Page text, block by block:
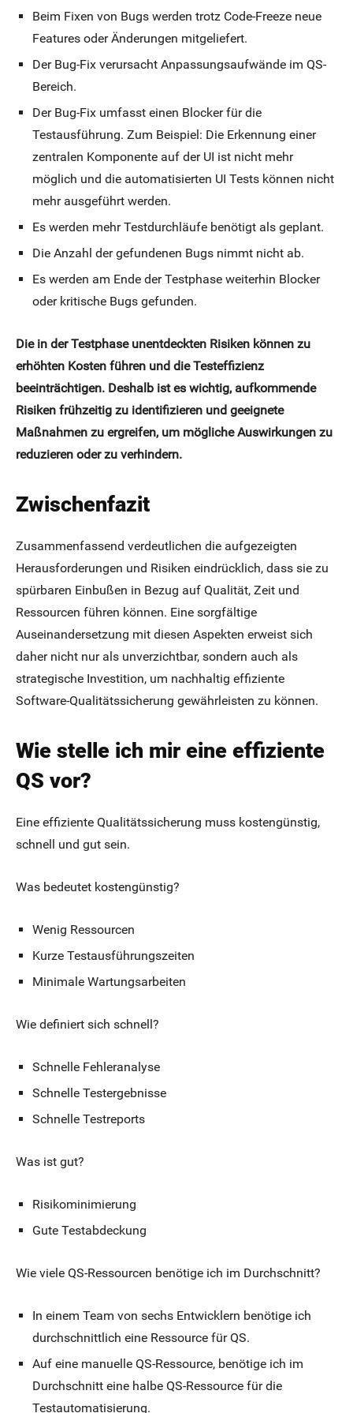
Beim Fixen von Bugs werden trotz Code-Freeze neue
Features oder Änderungen mitgeliefert.
Der Bug-Fix verursacht Anpassungsaufwände im QS-
Bereich.
Der Bug-Fix umfasst einen Blocker für die
Testausführung. Zum Beispiel: Die Erkennung einer
zentralen Komponente auf der UI ist nicht mehr
möglich und die automatisierten UI Tests können nicht
mehr ausgeführt werden.
Es werden mehr Testdurchläufe benötigt als geplant.
Die Anzahl der gefundenen Bugs nimmt nicht ab.
Es werden am Ende der Testphase weiterhin Blocker
oder kritische Bugs gefunden.
Die in der Testphase unentdeckten Risiken können zu
erhöhten Kosten führen und die Testeffizienz
beeinträchtigen. Deshalb ist es wichtig, aufkommende
Risiken frühzeitig zu identifizieren und geeignete
Maßnahmen zu ergreifen, um mögliche Auswirkungen zu
reduzieren oder zu verhindern.
Zwischenfazit
Zusammenfassend verdeutlichen die aufgezeigten
Herausforderungen und Risiken eindrücklich, dass sie zu
spürbaren Einbußen in Bezug auf Qualität, Zeit und
Ressourcen führen können. Eine sorgfältige
Auseinandersetzung mit diesen Aspekten erweist sich
daher nicht nur als unverzichtbar, sondern auch als
strategische Investition, um nachhaltig effiziente
Software-Qualitätssicherung gewährleisten zu können.
Wie stelle ich mir eine effiziente
QS vor?
Eine effiziente Qualitätssicherung muss kostengünstig,
schnell und gut sein.
Was bedeutet kostengünstig?
Wenig Ressourcen
Kurze Testausführungszeiten
Minimale Wartungsarbeiten
Wie definiert sich schnell?
Schnelle Fehleranalyse
Schnelle Testergebnisse
Schnelle Testreports
Was ist gut?
Risikominimierung
Gute Testabdeckung
Wie viele QS-Ressourcen benötige ich im Durchschnitt?
In einem Team von sechs Entwicklern benötige ich
durchschnittlich eine Ressource für QS.
Auf eine manuelle QS-Ressource, benötige ich im
Durchschnitt eine halbe QS-Ressource für die
Testautomatisierung.